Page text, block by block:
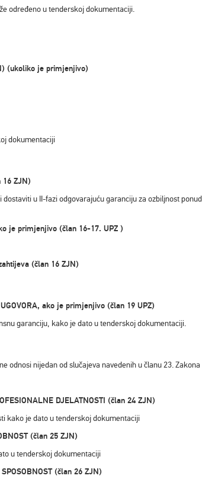
određeno u tenderskoj dokumentaciji.
(ukoliko je primjenjivo)
dokumentaciji
16 ZJN)
u II-fazi odgovarajuću garanciju za ozbiljnost
je primjenjivo (član 16-17. UPZ )
(član 16 ZJN)
ako je primjenjivo (član 19 UPZ)
garanciju, kako je dato u tenderskoj dokumentaciji.
odnosi nijedan od slučajeva navedenih u članu 23.
DJELATNOSTI (član 24 ZJN)
kako je dato u tenderskoj dokumentaciji
(član 25 ZJN)
u tenderskoj dokumentaciji
(član 26 ZJN)